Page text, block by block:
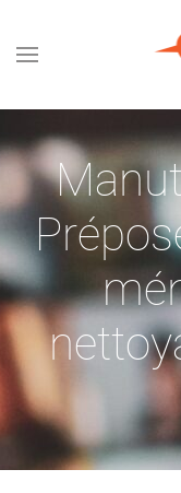
Passer au contenu